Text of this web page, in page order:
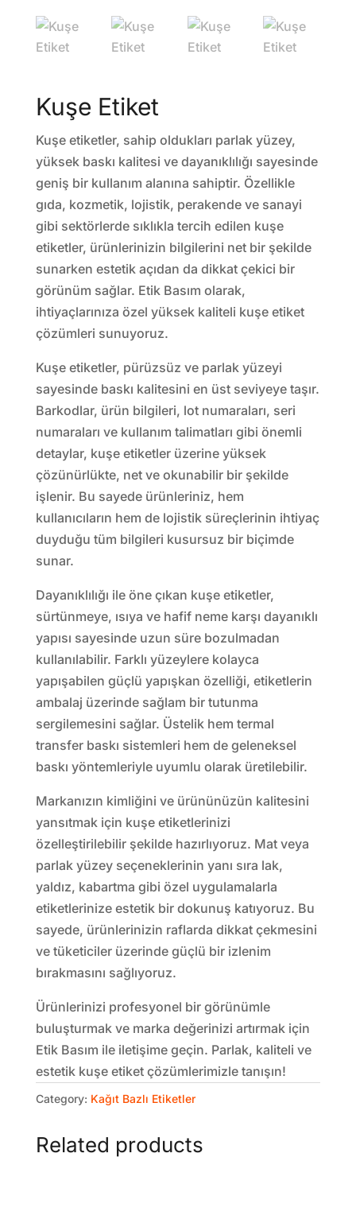
Kuşe Etiket
Kuşe etiketler, sahip oldukları parlak yüzey,
yüksek baskı kalitesi ve dayanıklılığı sayesinde
geniş bir kullanım alanına sahiptir. Özellikle
gıda, kozmetik, lojistik, perakende ve sanayi
gibi sektörlerde sıklıkla tercih edilen kuşe
etiketler, ürünlerinizin bilgilerini net bir şekilde
sunarken estetik açıdan da dikkat çekici bir
görünüm sağlar. Etik Basım olarak,
ihtiyaçlarınıza özel yüksek kaliteli kuşe etiket
çözümleri sunuyoruz.
Kuşe etiketler, pürüzsüz ve parlak yüzeyi
sayesinde baskı kalitesini en üst seviyeye taşır.
Barkodlar, ürün bilgileri, lot numaraları, seri
numaraları ve kullanım talimatları gibi önemli
detaylar, kuşe etiketler üzerine yüksek
çözünürlükte, net ve okunabilir bir şekilde
işlenir. Bu sayede ürünleriniz, hem
kullanıcıların hem de lojistik süreçlerinin ihtiyaç
duyduğu tüm bilgileri kusursuz bir biçimde
sunar.
Dayanıklılığı ile öne çıkan kuşe etiketler,
sürtünmeye, ısıya ve hafif neme karşı dayanıklı
yapısı sayesinde uzun süre bozulmadan
kullanılabilir. Farklı yüzeylere kolayca
yapışabilen güçlü yapışkan özelliği, etiketlerin
ambalaj üzerinde sağlam bir tutunma
sergilemesini sağlar. Üstelik hem termal
transfer baskı sistemleri hem de geleneksel
baskı yöntemleriyle uyumlu olarak üretilebilir.
Markanızın kimliğini ve ürününüzün kalitesini
yansıtmak için kuşe etiketlerinizi
özelleştirilebilir şekilde hazırlıyoruz. Mat veya
parlak yüzey seçeneklerinin yanı sıra lak,
yaldız, kabartma gibi özel uygulamalarla
etiketlerinize estetik bir dokunuş katıyoruz. Bu
sayede, ürünlerinizin raflarda dikkat çekmesini
ve tüketiciler üzerinde güçlü bir izlenim
bırakmasını sağlıyoruz.
Ürünlerinizi profesyonel bir görünümle
buluşturmak ve marka değerinizi artırmak için
Etik Basım ile iletişime geçin. Parlak, kaliteli ve
estetik kuşe etiket çözümlerimizle tanışın!
Category: Kağıt Bazlı Etiketler
Related products